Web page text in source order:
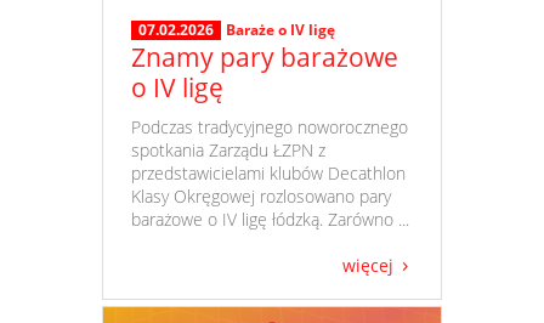
07.02.2026 Baraże o IV ligę
Znamy pary barażowe
o IV ligę
​ Podczas tradycyjnego noworocznego
spotkania Zarządu ŁZPN z
przedstawicielami klubów Decathlon
Klasy Okręgowej rozlosowano pary
barażowe o IV ligę łódzką. Zarówno ...
więcej